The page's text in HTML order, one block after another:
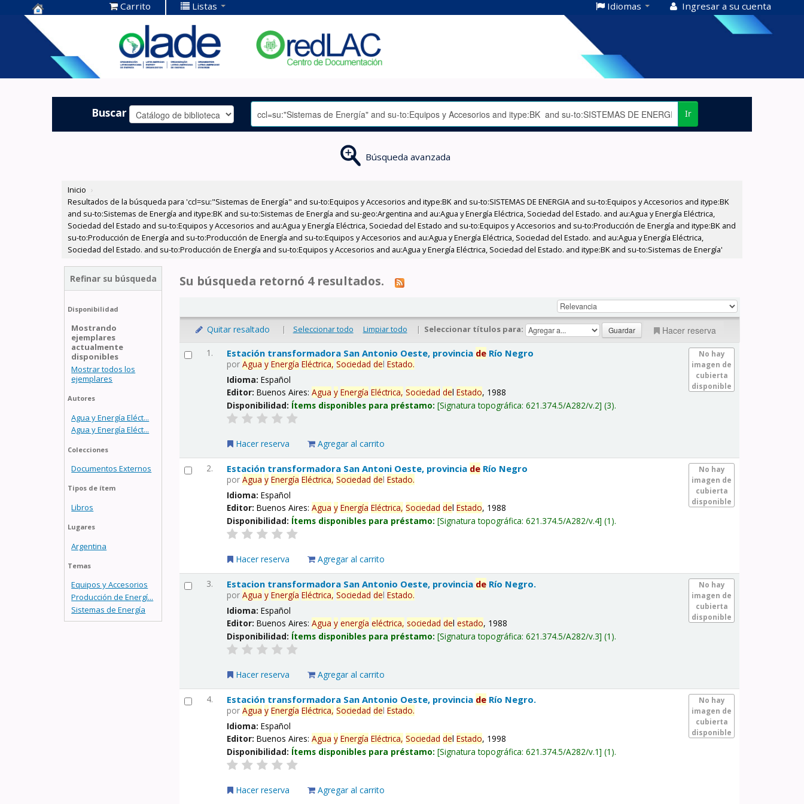
Centro de
Documentación
OLADE -
Carrito Listas Idiomas Ingresar a su cuenta
Buscar Ir
Búsqueda avanzada
Inicio ›
Resultados de la búsqueda para 'ccl=su:"Sistemas de Energía" and su-to:Equipos y Accesorios and itype:BK and su-to:SISTEMAS DE ENERGIA and su-to:Equipos y Accesorios and itype:BK
and su-to:Sistemas de Energía and itype:BK and su-to:Sistemas de Energía and su-geo:Argentina and au:Agua y Energía Eléctrica, Sociedad del Estado. and au:Agua y Energía Eléctrica,
Sociedad del Estado and su-to:Equipos y Accesorios and au:Agua y Energía Eléctrica, Sociedad del Estado and su-to:Equipos y Accesorios and su-to:Producción de Energía and itype:BK and
su-to:Producción de Energía and su-to:Producción de Energía and su-to:Equipos y Accesorios and au:Agua y Energía Eléctrica, Sociedad del Estado. and au:Agua y Energía Eléctrica,
Sociedad del Estado. and su-to:Producción de Energía and su-to:Equipos y Accesorios and au:Agua y Energía Eléctrica, Sociedad del Estado. and itype:BK and su-to:Sistemas de Energía'
Refinar su búsqueda
Disponibilidad
Mostrando
ejemplares
actualmente
disponibles
Mostrar todos los
ejemplares
Autores
Agua y Energía Eléct...
Agua y Energía Eléct...
Colecciones
Documentos Externos
Tipos de ítem
Libros
Lugares
Argentina
Temas
Equipos y Accesorios
Producción de Energí...
Sistemas de Energía
Su búsqueda retornó 4 resultados.
Quitar resaltado | Seleccionar todo Limpiar todo | Seleccionar títulos para: Hacer reserva
1.
No hay
imagen de
cubierta
disponible
Estación transformadora San Antonio Oeste, provincia de Río Negro
porAgua y Energía Eléctrica, Sociedad delEstado.
Idioma:Español
Editor:Buenos Aires:Agua y Energía Eléctrica, Sociedad delEstado, 1988
Disponibilidad: Ítems disponibles para préstamo: Signatura topográfica:621.374.5/A282/v.2 (3).
Hacer reserva Agregar al carrito
2.
No hay
imagen de
cubierta
disponible
Estación transformadora San Antoni Oeste, provincia de Río Negro
porAgua y Energía Eléctrica, Sociedad delEstado.
Idioma:Español
Editor:Buenos Aires:Agua y Energía Eléctrica, Sociedad delEstado, 1988
Disponibilidad: Ítems disponibles para préstamo: Signatura topográfica:621.374.5/A282/v.4 (1).
Hacer reserva Agregar al carrito
3.
No hay
imagen de
cubierta
disponible
Estacion transformadora San Antonio Oeste, provincia de Río Negro.
porAgua y Energía Eléctrica, Sociedad delEstado.
Idioma:Español
Editor:Buenos Aires:Agua y energía eléctrica, sociedad delestado, 1988
Disponibilidad: Ítems disponibles para préstamo: Signatura topográfica:621.374.5/A282/v.3 (1).
Hacer reserva Agregar al carrito
4.
No hay
imagen de
cubierta
disponible
Estación transformadora San Antonio Oeste, provincia de Río Negro.
porAgua y Energía Eléctrica, Sociedad delEstado.
Idioma:Español
Editor:Buenos Aires:Agua y Energía Eléctrica, Sociedad delEstado, 1998
Disponibilidad: Ítems disponibles para préstamo: Signatura topográfica:621.374.5/A282/v.1 (1).
Hacer reserva Agregar al carrito